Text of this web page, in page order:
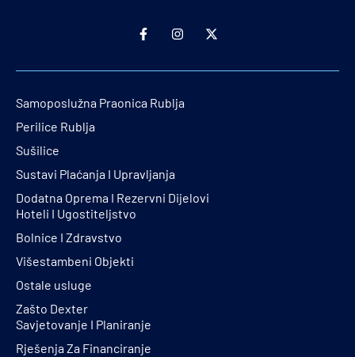
Samoposlužna Praonica Rublja
Perilice Rublja
Sušilice
Sustavi Plaćanja I Upravljanja
Dodatna Oprema I Rezervni Dijelovi
Hoteli I Ugostiteljstvo
Bolnice I Zdravstvo
Višestambeni Objekti
Ostale usluge
Zašto Dexter
Savjetovanje I Planiranje
Rješenja Za Financiranje